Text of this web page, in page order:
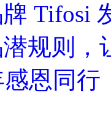
Tifosi
规则，
恩同